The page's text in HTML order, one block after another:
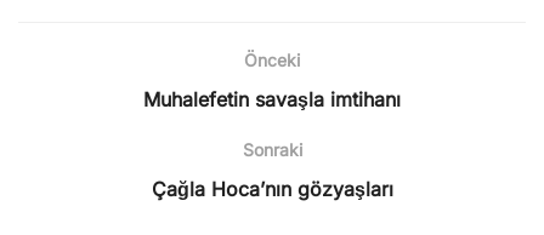
Önceki
Muhalefetin savaşla imtihanı
Sonraki
Çağla Hoca’nın gözyaşları